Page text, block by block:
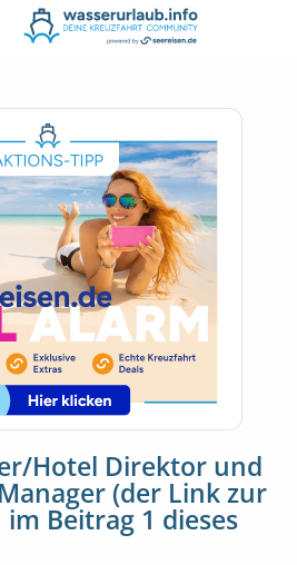
Hotel Direktor und
(der Link zur
Beitrag 1 dieses